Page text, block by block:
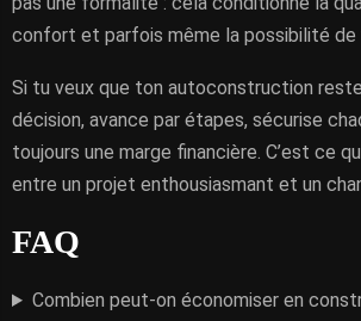
confort et parfois même la possibilité de
Si tu veux que ton autoconstruction
décision, avance par étapes, sécurise
toujours une marge financière. C’est ce
entre un projet enthousiasmant et un
FAQ
Combien peut-on économiser en